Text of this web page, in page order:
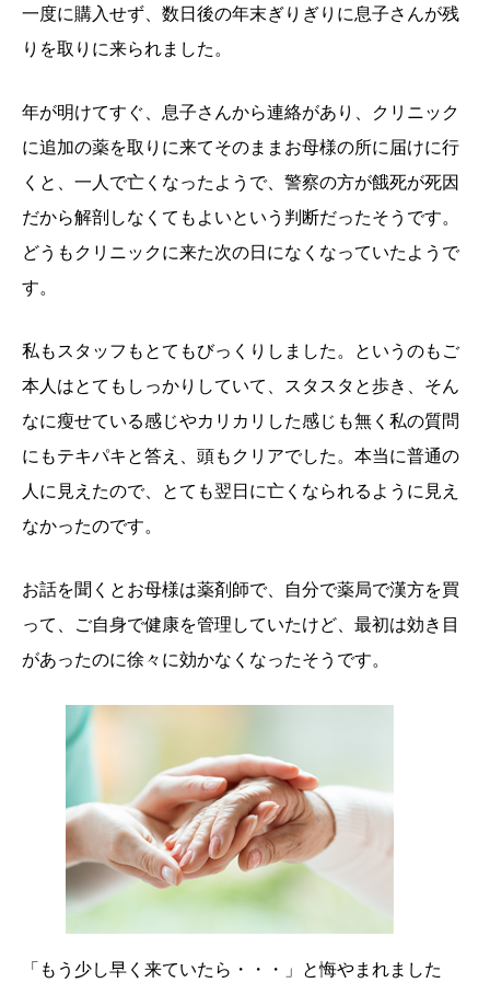
一度に購入せず、数日後の年末ぎりぎりに息子さんが残
りを取りに来られました。
年が明けてすぐ、息子さんから連絡があり、クリニック
に追加の薬を取りに来てそのままお母様の所に届けに行
くと、一人で亡くなったようで、警察の方が餓死が死因
だから解剖しなくてもよいという判断だったそうです。
どうもクリニックに来た次の日になくなっていたようで
す。
私もスタッフもとてもびっくりしました。というのもご
本人はとてもしっかりしていて、スタスタと歩き、そん
なに瘦せている感じやカリカリした感じも無く私の質問
にもテキパキと答え、頭もクリアでした。本当に普通の
人に見えたので、とても翌日に亡くなられるように見え
なかったのです。
お話を聞くとお母様は薬剤師で、自分で薬局で漢方を買
って、ご自身で健康を管理していたけど、最初は効き目
があったのに徐々に効かなくなったそうです。
「もう少し早く来ていたら・・・」と悔やまれました